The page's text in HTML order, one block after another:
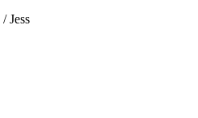
/ Jess